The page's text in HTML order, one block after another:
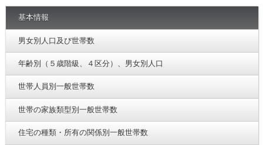
基本情報
男女別人口及び世帯数
年齢別（５歳階級、４区分）、男女別人口
世帯人員別一般世帯数
世帯の家族類型別一般世帯数
住宅の種類・所有の関係別一般世帯数